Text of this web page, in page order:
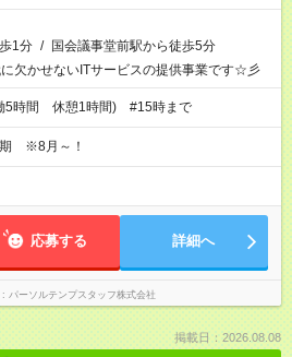
1分 / 国会議事堂前駅から徒歩5分
欠かせないITサービスの提供事業です☆彡
5時間 休憩1時間) #15時まで
期 ※8月～！
応募する 詳細へ
パーソルテンプスタッフ株式会社
掲載日：2026.08.08